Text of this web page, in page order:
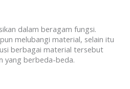
dalam beragam fungsi.
melubangi material, selain itu
berbagai material tersebut
yang berbeda-beda.